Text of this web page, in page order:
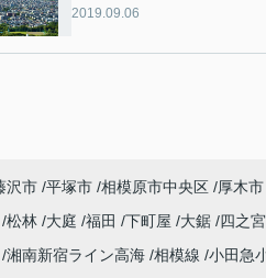
2019.09.06
沢市 平塚市 相模原市中央区 厚木市
松林 大庭 福田 下町屋 大鋸 四之宮
湘南新宿ライン高海 相模線 小田急